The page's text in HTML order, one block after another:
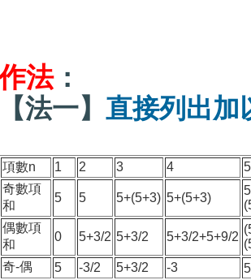
法：
【法一】 直接列出加
項數n 1 2 3 4
5
奇數項
和
5 5 5+(5+3) 5+(5+3)
偶數項
和
0 5+3/2 5+3/2 5+3/2+5+9/2
奇-偶
5 -3/2 5+3/2 -3